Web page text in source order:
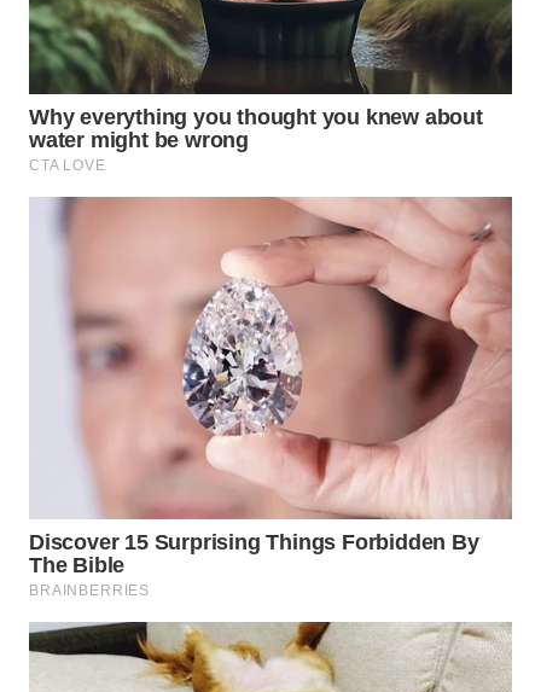
WN
TANJUNG
LESUNG
WN
KARO
WN
LABUHANBATU
TENGAH
WN DELI
SERDANG
TEBING
TINGGI